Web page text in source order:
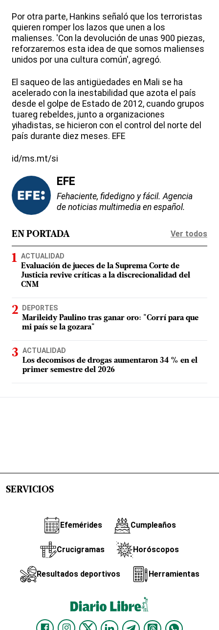
Por otra parte, Hankins señaló que los terroristas
quieren romper los lazos que unen a los
malienses. 'Con la devolución de unas 900 piezas,
reforzaremos esta idea de que somos malienses
unidos por una cultura común', agregó.
El saqueo de las antigüedades en Mali se ha
acelerado con la inestabilidad que azota el país
desde el golpe de Estado de 2012, cuando grupos
tuareg rebeldes, junto a organizaciones
yihadistas, se hicieron con el control del norte del
país durante diez meses. EFE
id/ms.mt/si
EFE
Fehaciente, fidedigno y fácil. Agencia
de noticias multimedia en español.
EN PORTADA Ver todos
ACTUALIDAD
Evaluación de jueces de la Suprema Corte de
Justicia revive críticas a la discrecionalidad del
CNM
DEPORTES
Marileidy Paulino tras ganar oro: "Corrí para que
mi país se la gozara"
ACTUALIDAD
Los decomisos de drogas aumentaron 34 % en el
primer semestre del 2026
SERVICIOS
Efemérides Cumpleaños
Crucigramas Horóscopos
Resultados deportivos Herramientas